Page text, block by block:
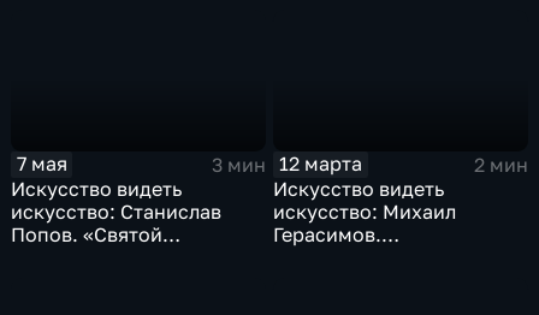
7 мая
3 мин
Искусство видеть
искусство: Станислав
Попов. «Святой
12 марта
2 мин
Искусство видеть
искусство: Михаил
Герасимов.